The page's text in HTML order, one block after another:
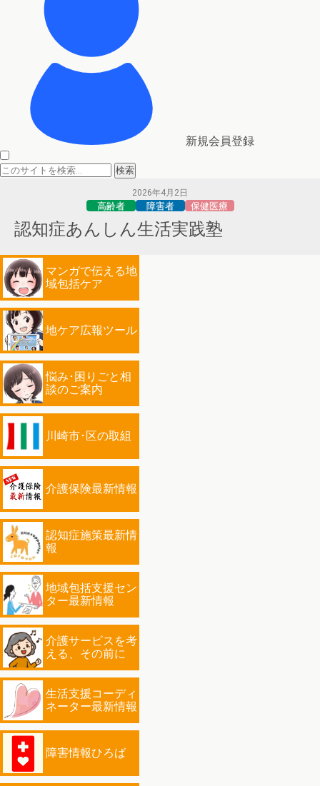
新規会員登録
2026年4月2日
高齢者 障害者 保健医療
認知症あんしん生活実践塾
マンガで伝える地
域包括ケア
地ケア広報ツール
悩み･困りごと相
談のご案内
川崎市･区の取組
介護保険最新情報
認知症施策最新情
報
地域包括支援セン
ター最新情報
介護サービスを考
える、その前に
生活支援コーディ
ネーター最新情報
障害情報ひろば